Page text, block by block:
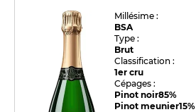
Millésime :
BSA
Type :
Brut
Classification :
1er cru
Cépages :
Pinot noir85%
Pinot meunier15%